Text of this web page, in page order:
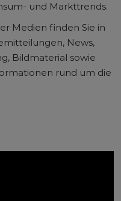
und Markttrends.
Medien finden Sie in
News,
Bildmaterial sowie
rund um die